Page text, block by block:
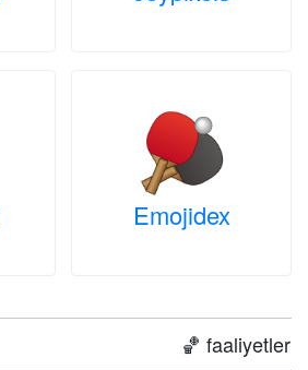
Emojidex
🏀 faaliyetler